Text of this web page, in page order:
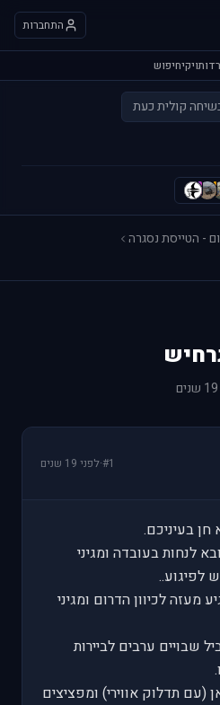
התחברות
ויקיחיפוש
קולית כעת
I
y
- הטייסת נסגרה
#1
·לפני 19 שנים
בעיניכם.
לנחות בעובדה ומגיני
לפיגוע..
לכיוון הדרום ומגיני
שבויים ערבים לביירות
(עם תדלוק אווירי) ומפציצים